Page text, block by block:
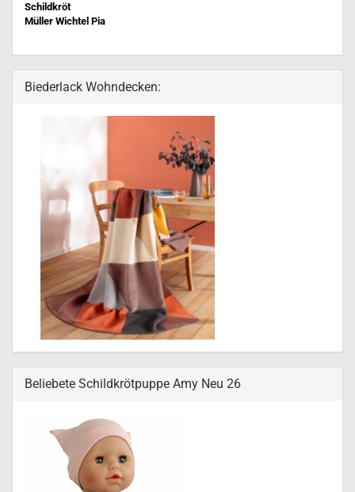
Schildkröt
Müller Wichtel Pia
Biederlack Wohndecken:
Beliebete Schildkrötpuppe Amy Neu 26